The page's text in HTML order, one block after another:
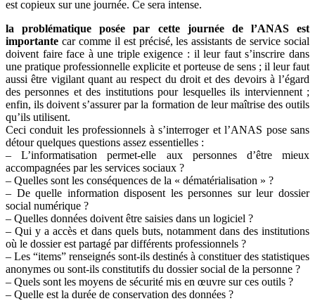
est copieux sur une journée. Ce sera intense.
la problématique posée par cette journée de l’ANAS est
importante car comme il est précisé, les assistants de service social
doivent faire face à une triple exigence : il leur faut s’inscrire dans
une pratique professionnelle explicite et porteuse de sens ; il leur faut
aussi être vigilant quant au respect du droit et des devoirs à l’égard
des personnes et des institutions pour lesquelles ils interviennent ;
enfin, ils doivent s’assurer par la formation de leur maîtrise des outils
qu’ils utilisent.
Ceci conduit les professionnels à s’interroger et l’ANAS pose sans
détour quelques questions assez essentielles :
– L’informatisation permet-elle aux personnes d’être mieux
accompagnées par les services sociaux ?
– Quelles sont les conséquences de la « dématérialisation » ?
– De quelle information disposent les personnes sur leur dossier
social numérique ?
– Quelles données doivent être saisies dans un logiciel ?
– Qui y a accès et dans quels buts, notamment dans des institutions
où le dossier est partagé par différents professionnels ?
– Les “items” renseignés sont-ils destinés à constituer des statistiques
anonymes ou sont-ils constitutifs du dossier social de la personne ?
– Quels sont les moyens de sécurité mis en œuvre sur ces outils ?
– Quelle est la durée de conservation des données ?